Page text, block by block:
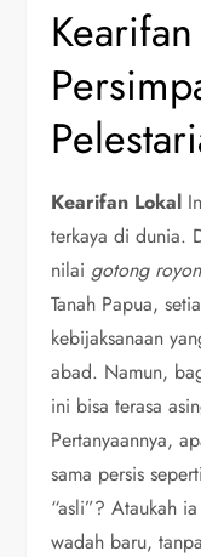
Kearifan Lokal
terkaya di dunia.
nilaigotong
Tanah Papua,
kebijaksanaan
abad. Namun,
ini bisa terasa
Pertanyaannya,
sama persis
“asli”? Ataukah
wadah baru,